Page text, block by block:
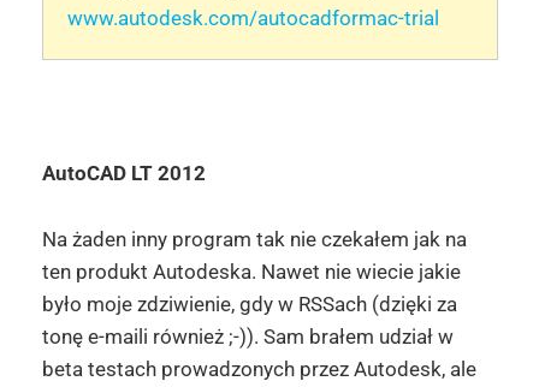
www.autodesk.com/autocadformac-trial
AutoCAD LT 2012
Na żaden inny program tak nie czekałem jak na
ten produkt Autodeska. Nawet nie wiecie jakie
było moje zdziwienie, gdy w RSSach (dzięki za
tonę e-maili również ;-)). Sam brałem udział w
beta testach prowadzonych przez Autodesk, ale